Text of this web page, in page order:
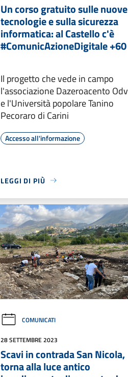
Un corso gratuito sulle nuove
tecnologie e sulla sicurezza
informatica: al Castello c'è
#ComunicAzioneDigitale +60
Il progetto che vede in campo
l'associazione Dazeroacento Odv
e l'Università popolare Tanino
Pecoraro di Carini
Accesso all'informazione
LEGGI DI PIÙ
COMUNICATI
28 SETTEMBRE 2023
Scavi in contrada San Nicola,
torna alla luce antico